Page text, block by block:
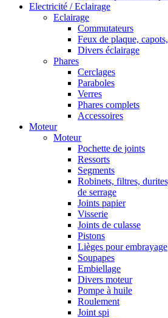
Electricité / Eclairage
Eclairage
Commutateurs
Feux de plaque,
Divers éclairage
Phares
Cerclages
Paraboles
Verres
Phares complets
Accessoires
Moteur
Moteur
Pochette de joints
Ressorts
Segments
Robinets, filtres,
de serrage
Joints papier
Visserie
Joints de culasse
Pistons
Lièges pour embrayage
Soupapes
Embiellage
Divers moteur
Pompe à huile
Roulement
Joint spi